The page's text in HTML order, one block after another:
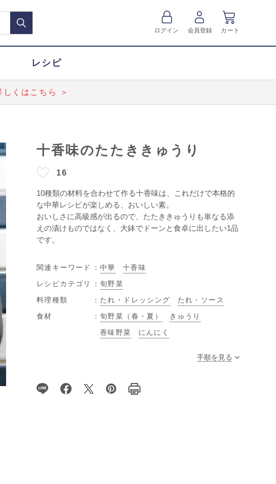
ログイン 会員登録 カート
レシピ
くはこちら ＞
十香味のたたききゅうり
16
10種類の材料を合わせて作る十香味は、これだけで本格的
な中華レシピが楽しめる、おいしい素。
おいしさに高級感が出るので、たたききゅうりも単なる添
えの漬けものではなく、大鉢でドーンと食卓に出したい1品
です。
関連キーワード 中華
十香味
レシピカテゴリ
旬野菜
料理種類
たれ・ドレッシング
たれ・ソース
食材
旬野菜（春・夏）
きゅうり
香味野菜
にんにく
手順を見る